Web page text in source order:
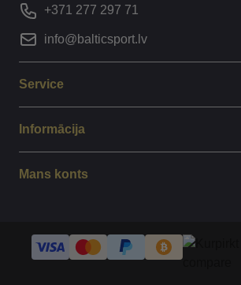
+371 277 297 71
info@balticsport.lv
Service
Informācija
Mans konts